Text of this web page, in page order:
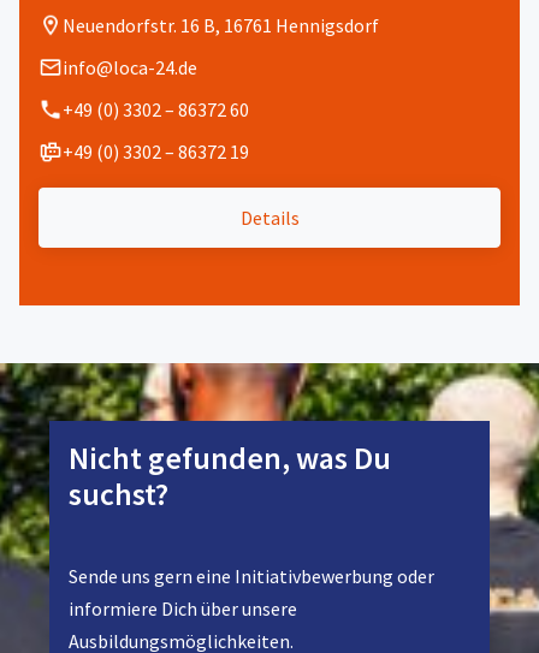
Neuendorfstr. 16 B, 16761 Hennigsdorf
info@loca-24.de
+49 (0) 3302 – 86372 60
+49 (0) 3302 – 86372 19
Details
Nicht gefunden, was Du
suchst?
Sende uns gern eine Initiativbewerbung oder
informiere Dich über unsere
Ausbildungsmöglichkeiten.